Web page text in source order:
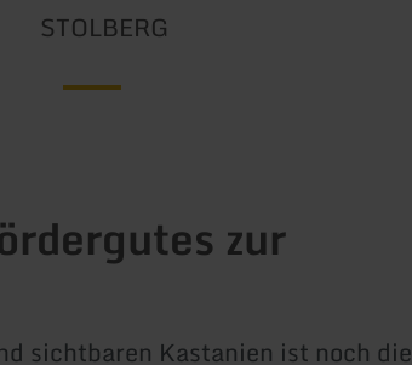
STOLBERG
zur
sichtbaren Kastanien ist noch die